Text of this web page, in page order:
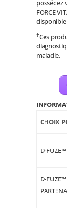
possédez
FORCE
disponible
†Ces
maladie.
CHOIX
D-FUZE™
D-FUZE™